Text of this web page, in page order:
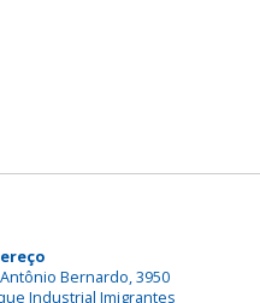
Antônio Bernardo, 3950
Industrial Imigrantes